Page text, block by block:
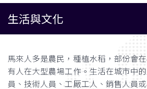
生活與文化
馬來人多是農民，種植水稻，部份會
有人在大型農場工作。生活在城市中
員、技術人員、工厰工人、銷售人員